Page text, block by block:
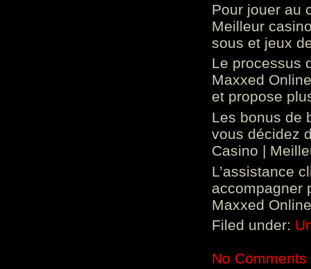
Pour jouer au
Meilleur
sous et jeux
Le processus
Maxxed
et propose
Les bonus de
vous décidez
Casino |
L’assistance
accompagner
Maxxed
Filed under:
No Comments